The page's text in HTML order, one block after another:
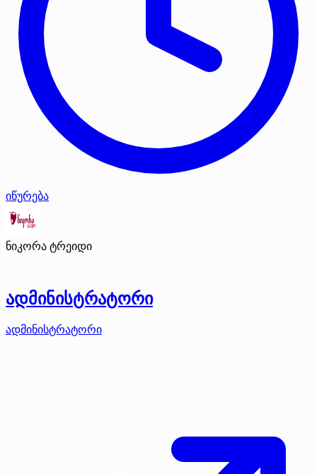
იწურება
ნიკორა ტრეიდი
ადმინისტრატორი
ადმინისტრატორი